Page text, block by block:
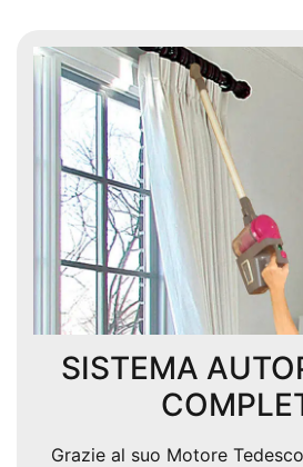
SISTEMA
Grazie al suo Motore